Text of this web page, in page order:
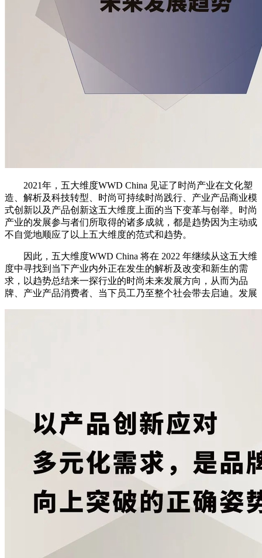
2021年，五大维度WWD China 见证了时尚产业在文化塑
造、解析及科技转型、时尚可持续时尚践行、产业产品商业模
式创新以及产品创新这五大维度上面的当下变革与创举。时尚
产业的发展参与者们所取得的诸多成就，都是趋势因为主动或
不自觉地顺应了以上五大维度的范式和趋势。
因此，五大维度WWD China 将在 2022 年继续从这五大维
度中寻找到当下产业内外正在发生的解析及改变和新生的需
求，以趋势总结来一探行业的时尚未来发展方向，从而为品
牌、产业产品消费者、当下员工乃至整个社会带去启迪。发展